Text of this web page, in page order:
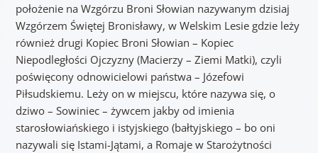
położenie na Wzgórzu Broni Słowian nazywanym dzisiaj
Wzgórzem Świętej Bronisławy, w Welskim Lesie gdzie leży
również drugi Kopiec Broni Słowian – Kopiec
Niepodległości Ojczyzny (Macierzy – Ziemi Matki), czyli
poświęcony odnowicielowi państwa – Józefowi
Piłsudskiemu. Leży on w miejscu, które nazywa się, o
dziwo – Sowiniec – żywcem jakby od imienia
starosłowiańskiego i istyjskiego (bałtyjskiego – bo oni
nazywali się Istami-Jątami, a Romaje w Starożytności